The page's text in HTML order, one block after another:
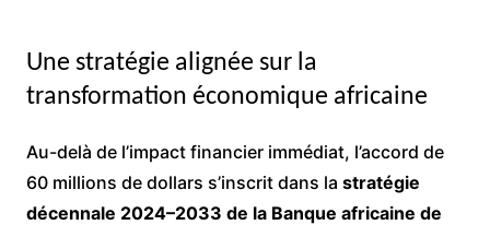
Une stratégie alignée sur la
transformation économique africaine
Au-delà de l’impact financier immédiat, l’accord de
60 millions de dollars s’inscrit dans la stratégie
décennale 2024–2033 de la Banque africaine de